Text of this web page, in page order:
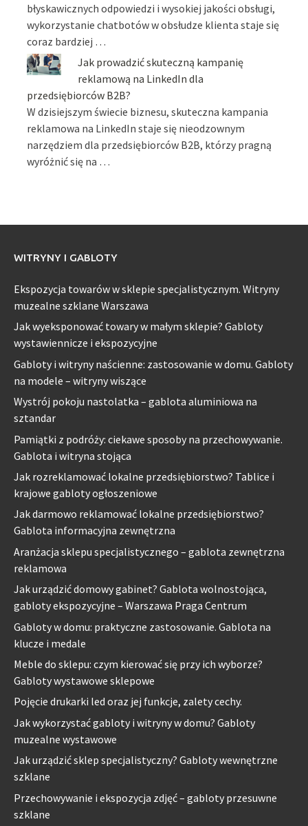
błyskawicznych odpowiedzi i wysokiej jakości obsługi,
wykorzystanie chatbotów w obsłudze klienta staje się
coraz bardziej …
Jak prowadzić skuteczną kampanię
reklamową na LinkedIn dla
przedsiębiorców B2B?
W dzisiejszym świecie biznesu, skuteczna kampania
reklamowa na LinkedIn staje się nieodzownym
narzędziem dla przedsiębiorców B2B, którzy pragną
wyróżnić się na …
WITRYNY I GABLOTY
Ekspozycja towarów w sklepie specjalistycznym. Witryny
muzealne szklane Warszawa
Jak wyeksponować towary w małym sklepie? Gabloty
wystawiennicze i ekspozycyjne
Gabloty i witryny naścienne: zastosowanie w domu. Gabloty
na modele – witryny wiszące
Wystrój pokoju nastolatka – gablota aluminiowa na
sztandar
Pamiątki z podróży: ciekawe sposoby na przechowywanie.
Gablota i witryna stojąca
Jak rozreklamować lokalne przedsiębiorstwo? Tablice i
krajowe gabloty ogłoszeniowe
Jak darmowo reklamować lokalne przedsiębiorstwo?
Gablota informacyjna zewnętrzna
Aranżacja sklepu specjalistycznego – gablota zewnętrzna
reklamowa
Jak urządzić domowy gabinet? Gablota wolnostojąca,
gabloty ekspozycyjne – Warszawa Praga Centrum
Gabloty w domu: praktyczne zastosowanie. Gablota na
klucze i medale
Meble do sklepu: czym kierować się przy ich wyborze?
Gabloty wystawowe sklepowe
Pojęcie drukarki led oraz jej funkcje, zalety cechy.
Jak wykorzystać gabloty i witryny w domu? Gabloty
muzealne wystawowe
Jak urządzić sklep specjalistyczny? Gabloty wewnętrzne
szklane
Przechowywanie i ekspozycja zdjęć – gabloty przesuwne
szklane